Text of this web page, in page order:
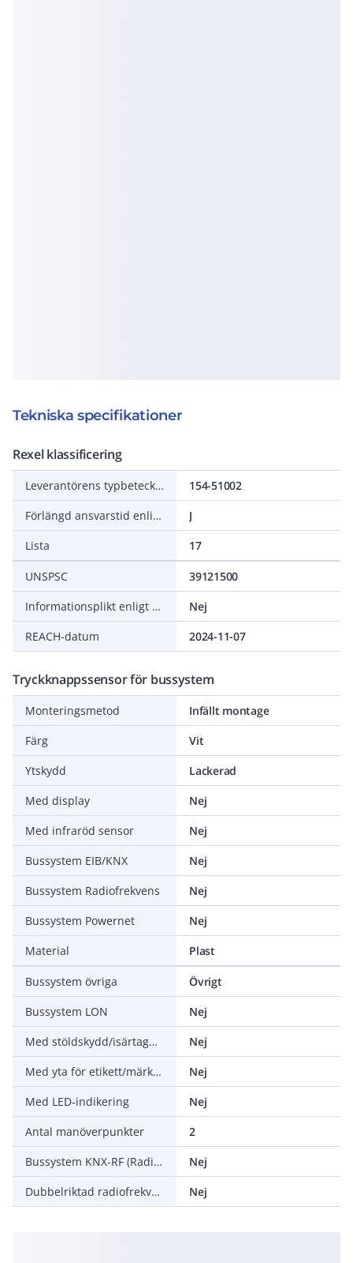
Tekniska specifikationer
Rexel klassificering
Leverantörens typbeteckning
154-51002
Förlängd ansvarstid enligt ALEM-09
J
Lista
17
UNSPSC
39121500
Informationsplikt enligt REACH
Nej
REACH-datum
2024-11-07
Tryckknappssensor för bussystem
Monteringsmetod
Infällt montage
Färg
Vit
Ytskydd
Lackerad
Med display
Nej
Med infraröd sensor
Nej
Bussystem EIB/KNX
Nej
Bussystem Radiofrekvens
Nej
Bussystem Powernet
Nej
Material
Plast
Bussystem övriga
Övrigt
Bussystem LON
Nej
Med stöldskydd/isärtagningsskydd
Nej
Med yta för etikett/märkning
Nej
Med LED-indikering
Nej
Antal manöverpunkter
2
Bussystem KNX-RF (Radiofrekvens)
Nej
Dubbelriktad radiofrekvens
Nej